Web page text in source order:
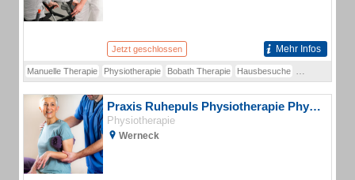
Jetzt geschlossen Mehr Infos
Manuelle Therapie Physiotherapie Bobath Therapie Hausbesuche
Praxis Ruhepuls Physiotherapie Physiotherapie
Physiotherapie
Werneck